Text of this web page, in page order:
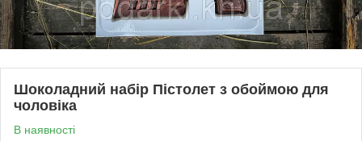
Шоколадний набір Пістолет з обоймою для
чоловіка
В наявності